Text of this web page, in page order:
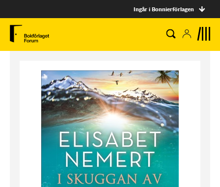
Ingår i Bonnierförlagen